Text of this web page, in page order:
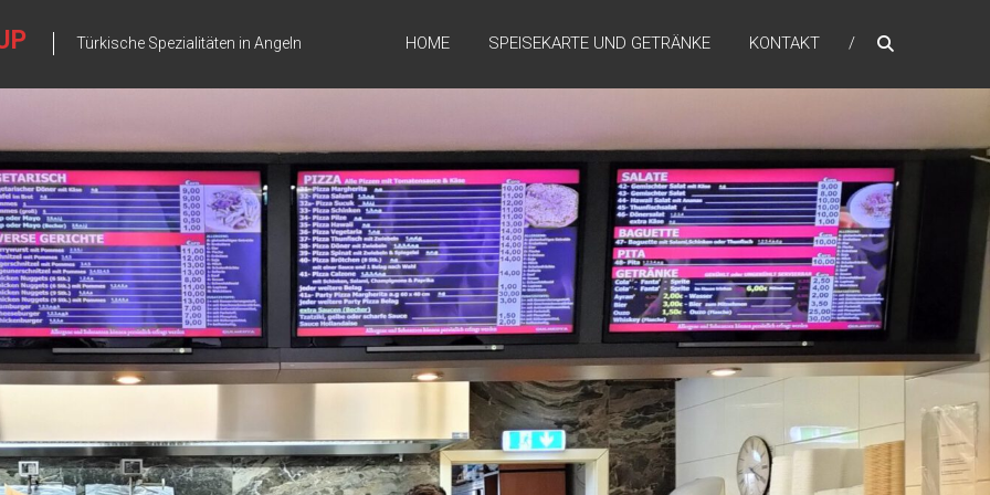
Türkische Spezialitäten in Angeln HOME SPEISEKARTE UND GETRÄNKE KONTAKT